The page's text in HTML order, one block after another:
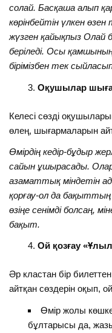
солай. Басқаша алып
көрінбейтін үлкен өзен
жүзген қайықпыз Олай
беріледі. Осы
бірімізбен тек
Оқушылар
Келесі сөзді
өлең, шығармаларын
Өмірдің кедір-бұдыр
сайын ұшырасады.
азаматтық міндетін
қорғау-ол да
өзіңе сенімді болсаң,
бақыт.
Ой қозғау
Әр кластан бір
айтқан сөздерін оқып,
Өмір жолы
бұлтарысы да,